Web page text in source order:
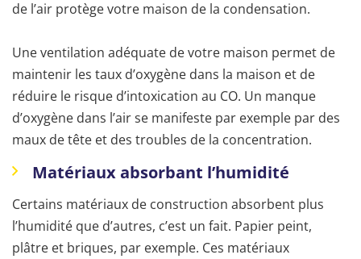
de l’air protège votre maison de la condensation.
Une ventilation adéquate de votre maison permet de
maintenir les taux d’oxygène dans la maison et de
réduire le risque d’intoxication au CO. Un manque
d’oxygène dans l’air se manifeste par exemple par des
maux de tête et des troubles de la concentration.
Matériaux absorbant l’humidité
Certains matériaux de construction absorbent plus
l’humidité que d’autres, c’est un fait. Papier peint,
plâtre et briques, par exemple. Ces matériaux